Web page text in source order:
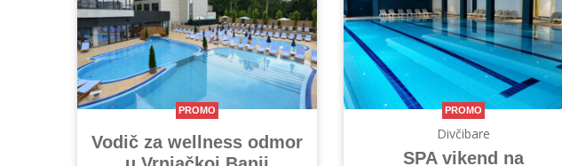
PROMO
Vodič za wellness odmor
PROMO
Divčibare
SPA vikend na